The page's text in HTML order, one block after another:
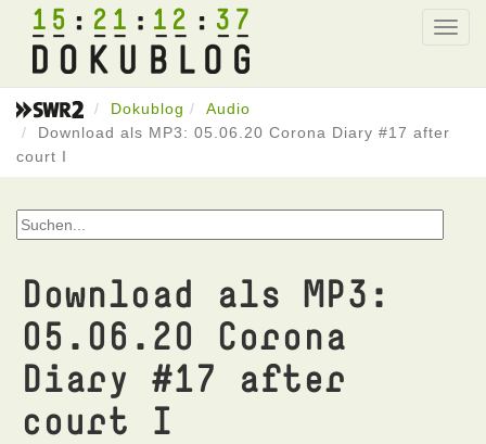
15 21 12 37
Dokublog
Audio
Download als MP3: 05.06.20 Corona Diary #17 after
court I
Download als MP3:
05.06.20 Corona
Diary #17 after
court I